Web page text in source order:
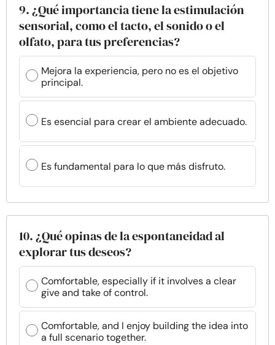
9. ¿Qué importancia tiene la estimulación
sensorial, como el tacto, el sonido o el
olfato, para tus preferencias?
Mejora la experiencia, pero no es el objetivo
principal.
Es esencial para crear el ambiente adecuado.
Es fundamental para lo que más disfruto.
10. ¿Qué opinas de la espontaneidad al
explorar tus deseos?
Comfortable, especially if it involves a clear
give and take of control.
Comfortable, and I enjoy building the idea into
a full scenario together.